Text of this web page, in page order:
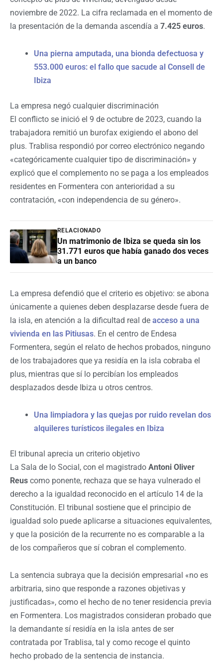
noviembre de 2022. La cifra reclamada en el momento de
la presentación de la demanda ascendía a 7.425 euros.
Una pierna amputada, una bionda defectuosa y
553.000 euros: el fallo que sacude al Consell de
Ibiza
La empresa negó cualquier discriminación
El conflicto se inició el 9 de octubre de 2023, cuando la
trabajadora remitió un burofax exigiendo el abono del
plus. Trablisa respondió por correo electrónico negando
«categóricamente cualquier tipo de discriminación» y
explicó que el complemento no se paga a los empleados
residentes en Formentera con anterioridad a su
contratación, «con independencia de su género».
RELACIONADO
Un matrimonio de Ibiza se queda sin los
31.771 euros que había ganado dos veces
a un banco
La empresa defendió que el criterio es objetivo: se abona
únicamente a quienes deben desplazarse desde fuera de
la isla, en atención a la dificultad real de acceso a una
vivienda en las Pitiusas. En el centro de Endesa
Formentera, según el relato de hechos probados, ninguno
de los trabajadores que ya residía en la isla cobraba el
plus, mientras que sí lo percibían los empleados
desplazados desde Ibiza u otros centros.
Una limpiadora y las quejas por ruido revelan dos
alquileres turísticos ilegales en Ibiza
El tribunal aprecia un criterio objetivo
La Sala de lo Social, con el magistrado Antoni Oliver
Reus como ponente, rechaza que se haya vulnerado el
derecho a la igualdad reconocido en el artículo 14 de la
Constitución. El tribunal sostiene que el principio de
igualdad solo puede aplicarse a situaciones equivalentes,
y que la posición de la recurrente no es comparable a la
de los compañeros que sí cobran el complemento.
La sentencia subraya que la decisión empresarial «no es
arbitraria, sino que responde a razones objetivas y
justificadas», como el hecho de no tener residencia previa
en Formentera. Los magistrados consideran probado que
la demandante sí residía en la isla antes de ser
contratada por Trablisa, tal y como recoge el quinto
hecho probado de la sentencia de instancia.